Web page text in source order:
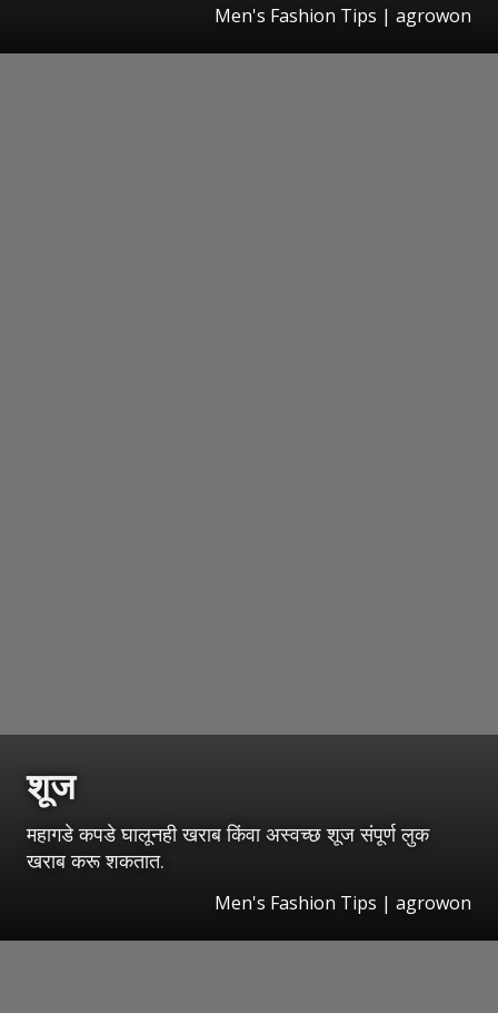
Men's Fashion Tips | agrowon
शूज
महागडे कपडे घालूनही खराब किंवा अस्वच्छ शूज संपूर्ण लुक
खराब करू शकतात.
Men's Fashion Tips | agrowon